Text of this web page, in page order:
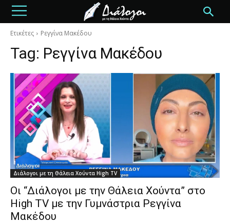
Ετικέτες Ρεγγίνα Μακέδου
Tag: Ρεγγίνα Μακέδου
Διάλογοι με τη Θάλεια Χούντα High TV
Οι “Διάλογοι με την Θάλεια Χούντα” στο
High TV με την Γυμνάστρια Ρεγγίνα
Μακέδου